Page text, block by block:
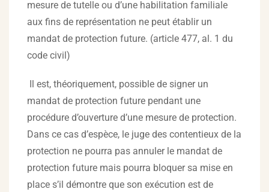
mesure de tutelle ou d’une habilitation familiale
aux fins de représentation ne peut établir un
mandat de protection future. (article 477, al. 1 du
code civil)
Il est, théoriquement, possible de signer un
mandat de protection future pendant une
procédure d’ouverture d’une mesure de protection.
Dans ce cas d’espèce, le juge des contentieux de la
protection ne pourra pas annuler le mandat de
protection future mais pourra bloquer sa mise en
place s’il démontre que son exécution est de